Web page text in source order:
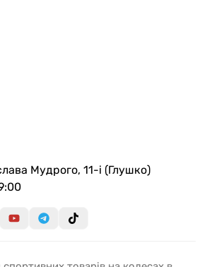
Мудрого, 11-i (Глушко)